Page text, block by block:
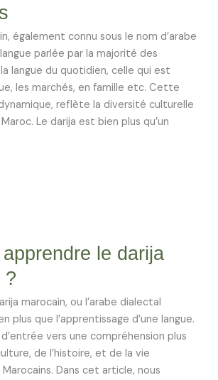
également connu sous le nom d’arabe
parlée par la majorité des
langue du quotidien, celle qui est
les marchés, en famille etc. Cette
reflète la diversité culturelle
Le darija est bien plus qu’un
le darija
?
marocain, ou l’arabe dialectal
plus que l’apprentissage d’une langue.
vers une compréhension plus
de l’histoire, et de la vie
Dans cet article, nous